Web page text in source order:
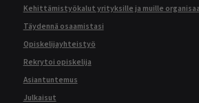
Kehittämistyökalut yrityksille ja muille
Täydennä osaamistasi
Opiskelijayhteistyö
Rekrytoi opiskelija
Asiantuntemus
Julkaisut